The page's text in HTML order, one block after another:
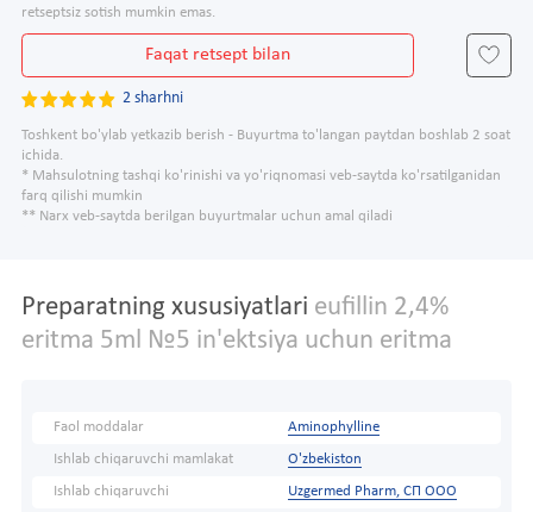
retseptsiz sotish mumkin emas.
Faqat retsept bilan
2 sharhni
Toshkent bo'ylab yetkazib berish - Buyurtma to'langan paytdan boshlab 2 soat
ichida.
* Mahsulotning tashqi ko'rinishi va yo'riqnomasi veb-saytda ko'rsatilganidan
farq qilishi mumkin
** Narx veb-saytda berilgan buyurtmalar uchun amal qiladi
Preparatning xususiyatlari eufillin 2,4%
eritma 5ml №5 in'ektsiya uchun eritma
Faol moddalar Aminophylline
Ishlab chiqaruvchi mamlakat O'zbekiston
Ishlab chiqaruvchi Uzgermed Pharm, СП ООО